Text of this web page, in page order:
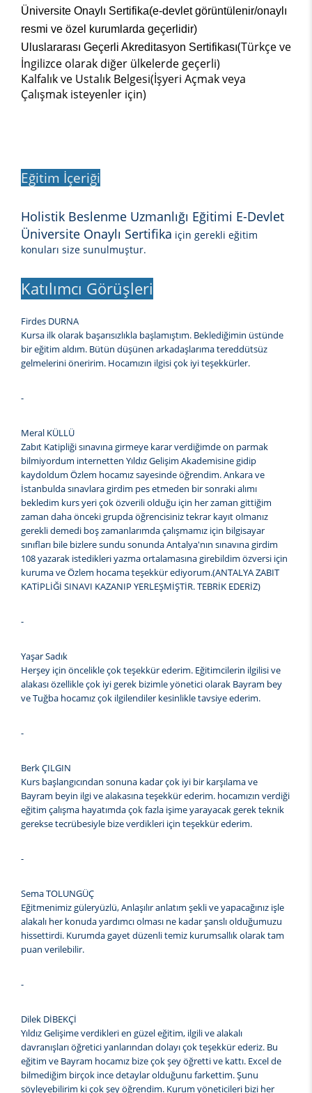
Üniversite Onaylı Sertifika(e-devlet görüntülenir/onaylı
resmi ve özel kurumlarda geçerlidir)
Uluslararası Geçerli Akreditasyon Sertifikası(Türkçe ve
İngilizce olarak diğer ülkelerde geçerli)
Kalfalık ve Ustalık Belgesi(İşyeri Açmak veya
Çalışmak isteyenler için)
Eğitim İçeriği
Holistik Beslenme Uzmanlığı Eğitimi E-Devlet
Üniversite Onaylı Sertifika için gerekli eğitim
konuları size sunulmuştur.
Katılımcı Görüşleri
Firdes DURNA
Kursa ilk olarak başarısızlıkla başlamıştım. Beklediğimin üstünde
bir eğitim aldım. Bütün düşünen arkadaşlarıma tereddütsüz
gelmelerini öneririm. Hocamızın ilgisi çok iyi teşekkürler.
-
Meral KÜLLÜ
Zabıt Katipliği sınavına girmeye karar verdiğimde on parmak
bilmiyordum internetten Yıldız Gelişim Akademisine gidip
kaydoldum Özlem hocamız sayesinde öğrendim. Ankara ve
İstanbulda sınavlara girdim pes etmeden bir sonraki alımı
bekledim kurs yeri çok özverili olduğu için her zaman gittiğim
zaman daha önceki grupda öğrencisiniz tekrar kayıt olmanız
gerekli demedi boş zamanlarımda çalışmamız için bilgisayar
sınıfları bile bizlere sundu sonunda Antalya'nın sınavına girdim
108 yazarak istedikleri yazma ortalamasına girebildim özversi için
kuruma ve Özlem hocama teşekkür ediyorum.(ANTALYA ZABIT
KATİPLİĞİ SINAVI KAZANIP YERLEŞMİŞTİR. TEBRİK EDERİZ)
-
Yaşar Sadık
Herşey için öncelikle çok teşekkür ederim. Eğitimcilerin ilgilisi ve
alakası özellikle çok iyi gerek bizimle yönetici olarak Bayram bey
ve Tuğba hocamız çok ilgilendiler kesinlikle tavsiye ederim.
-
Berk ÇILGIN
Kurs başlangıcından sonuna kadar çok iyi bir karşılama ve
Bayram beyin ilgi ve alakasına teşekkür ederim. hocamızın verdiği
eğitim çalışma hayatımda çok fazla işime yarayacak gerek teknik
gerekse tecrübesiyle bize verdikleri için teşekkür ederim.
-
Sema TOLUNGÜÇ
Eğitmenimiz güleryüzlü, Anlaşılır anlatım şekli ve yapacağınız işle
alakalı her konuda yardımcı olması ne kadar şanslı olduğumuzu
hissettirdi. Kurumda gayet düzenli temiz kurumsallık olarak tam
puan verilebilir.
-
Dilek DİBEKÇİ
Yıldız Gelişime verdikleri en güzel eğitim, ilgili ve alakalı
davranışları öğretici yanlarından dolayı çok teşekkür ederiz. Bu
eğitim ve Bayram hocamız bize çok şey öğretti ve kattı. Excel de
bilmediğim birçok ince detaylar olduğunu farkettim. Şunu
söyleyebilirim ki çok şey öğrendim. Kurum yöneticileri bizi her